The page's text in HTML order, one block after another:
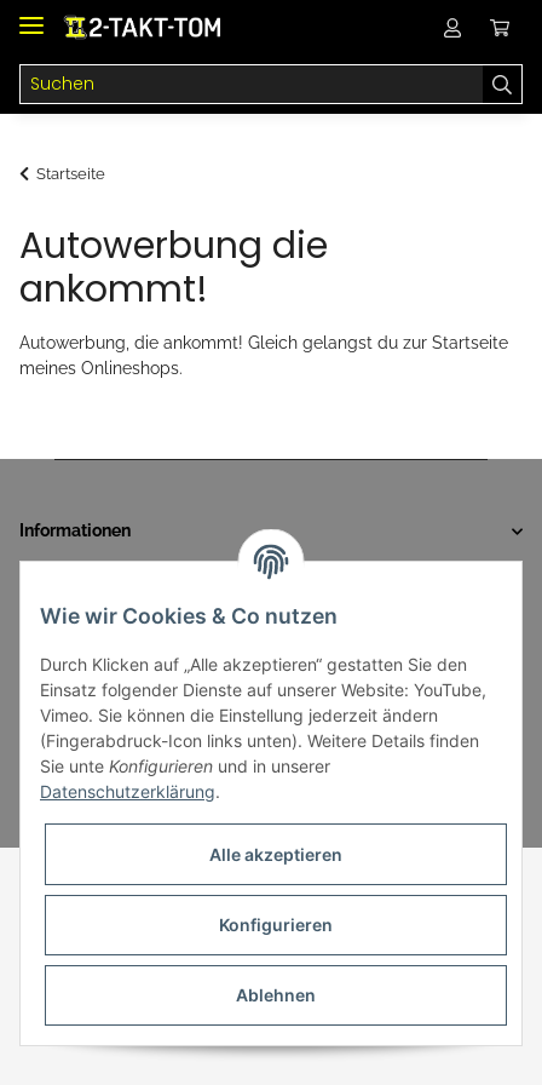
Startseite
Autowerbung die
ankommt!
Autowerbung, die ankommt! Gleich gelangst du zur Startseite
meines Onlineshops.
Informationen
* Alle Preise inkl. gesetzlicher USt., zzgl.
Wie wir Cookies & Co nutzen
Durch Klicken auf „Alle akzeptieren“ gestatten Sie den
Einsatz folgender Dienste auf unserer Website: YouTube,
Vimeo. Sie können die Einstellung jederzeit ändern
(Fingerabdruck-Icon links unten). Weitere Details finden
Sie unte Konfigurieren und in unserer
Datenschutzerklärung.
Alle akzeptieren
Konfigurieren
Ablehnen